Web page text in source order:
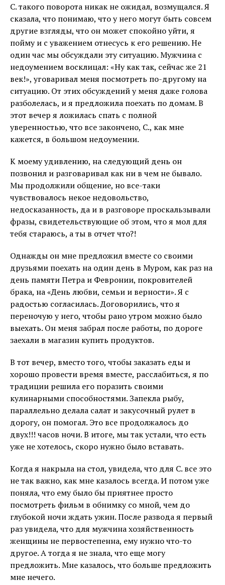
С. такого поворота никак не ожидал, возмущался. Я
сказала, что понимаю, что у него могут быть совсем
другие взгляды, что он может спокойно уйти, я
пойму и с уважением отнесусь к его решению. Не
один час мы обсуждали эту ситуацию. Мужчина с
недоумением восклицал: «Ну как так, сейчас же 21
век!», уговаривал меня посмотреть по-другому на
ситуацию. От этих обсуждений у меня даже голова
разболелась, и я предложила поехать по домам. В
этот вечер я ложилась спать с полной
уверенностью, что все закончено, С., как мне
кажется, в большом недоумении.
К моему удивлению, на следующий день он
позвонил и разговаривал как ни в чем не бывало.
Мы продолжили общение, но все-таки
чувствовалось некое недовольство,
недосказанность, да и в разговоре проскальзывали
фразы, свидетельствующие об этом, что я мол для
тебя стараюсь, а ты в отчет что?!
Однажды он мне предложил вместе со своими
друзьями поехать на один день в Муром, как раз на
день памяти Петра и Февронии, покровителей
брака, на «День любви, семьи и верности». Я с
радостью согласилась. Договорились, что я
переночую у него, чтобы рано утром можно было
выехать. Он меня забрал после работы, по дороге
заехали в магазин купить продуктов.
В тот вечер, вместо того, чтобы заказать еды и
хорошо провести время вместе, расслабиться, я по
традиции решила его поразить своими
кулинарными способностями. Запекла рыбу,
параллельно делала салат и закусочный рулет в
дорогу, он помогал. Это все продолжалось до
двух!!! часов ночи. В итоге, мы так устали, что есть
уже не хотелось, скоро нужно было вставать.
Когда я накрыла на стол, увидела, что для С. все это
не так важно, как мне казалось всегда. И потом уже
поняла, что ему было бы приятнее просто
посмотреть фильм в обнимку со мной, чем до
глубокой ночи ждать ужин. После развода я первый
раз увидела, что для мужчина хозяйственность
женщины не первостепенна, ему нужно что-то
другое. А тогда я не знала, что еще могу
предложить. Мне казалось, что больше предложить
мне нечего.